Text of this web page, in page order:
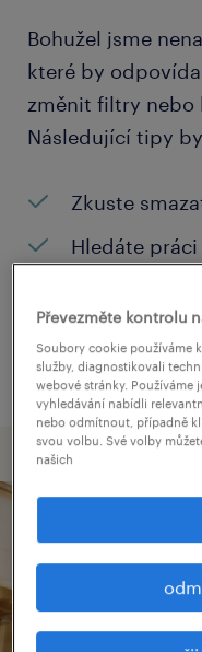
Bohužel jsme
které by
změnit filtry nebo
Následující tipy
Zkuste
Hledáte
Změňte
a
Převezměte kontrolu
Soubory cookie používáme
služby, diagnostikovali
webové stránky. Používáme
vyhledávání nabídli
nebo odmítnout, případně
svou volbu. Své volby
našich